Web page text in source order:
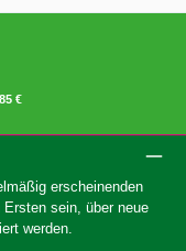
€
erscheinenden
sein, über neue
werden.